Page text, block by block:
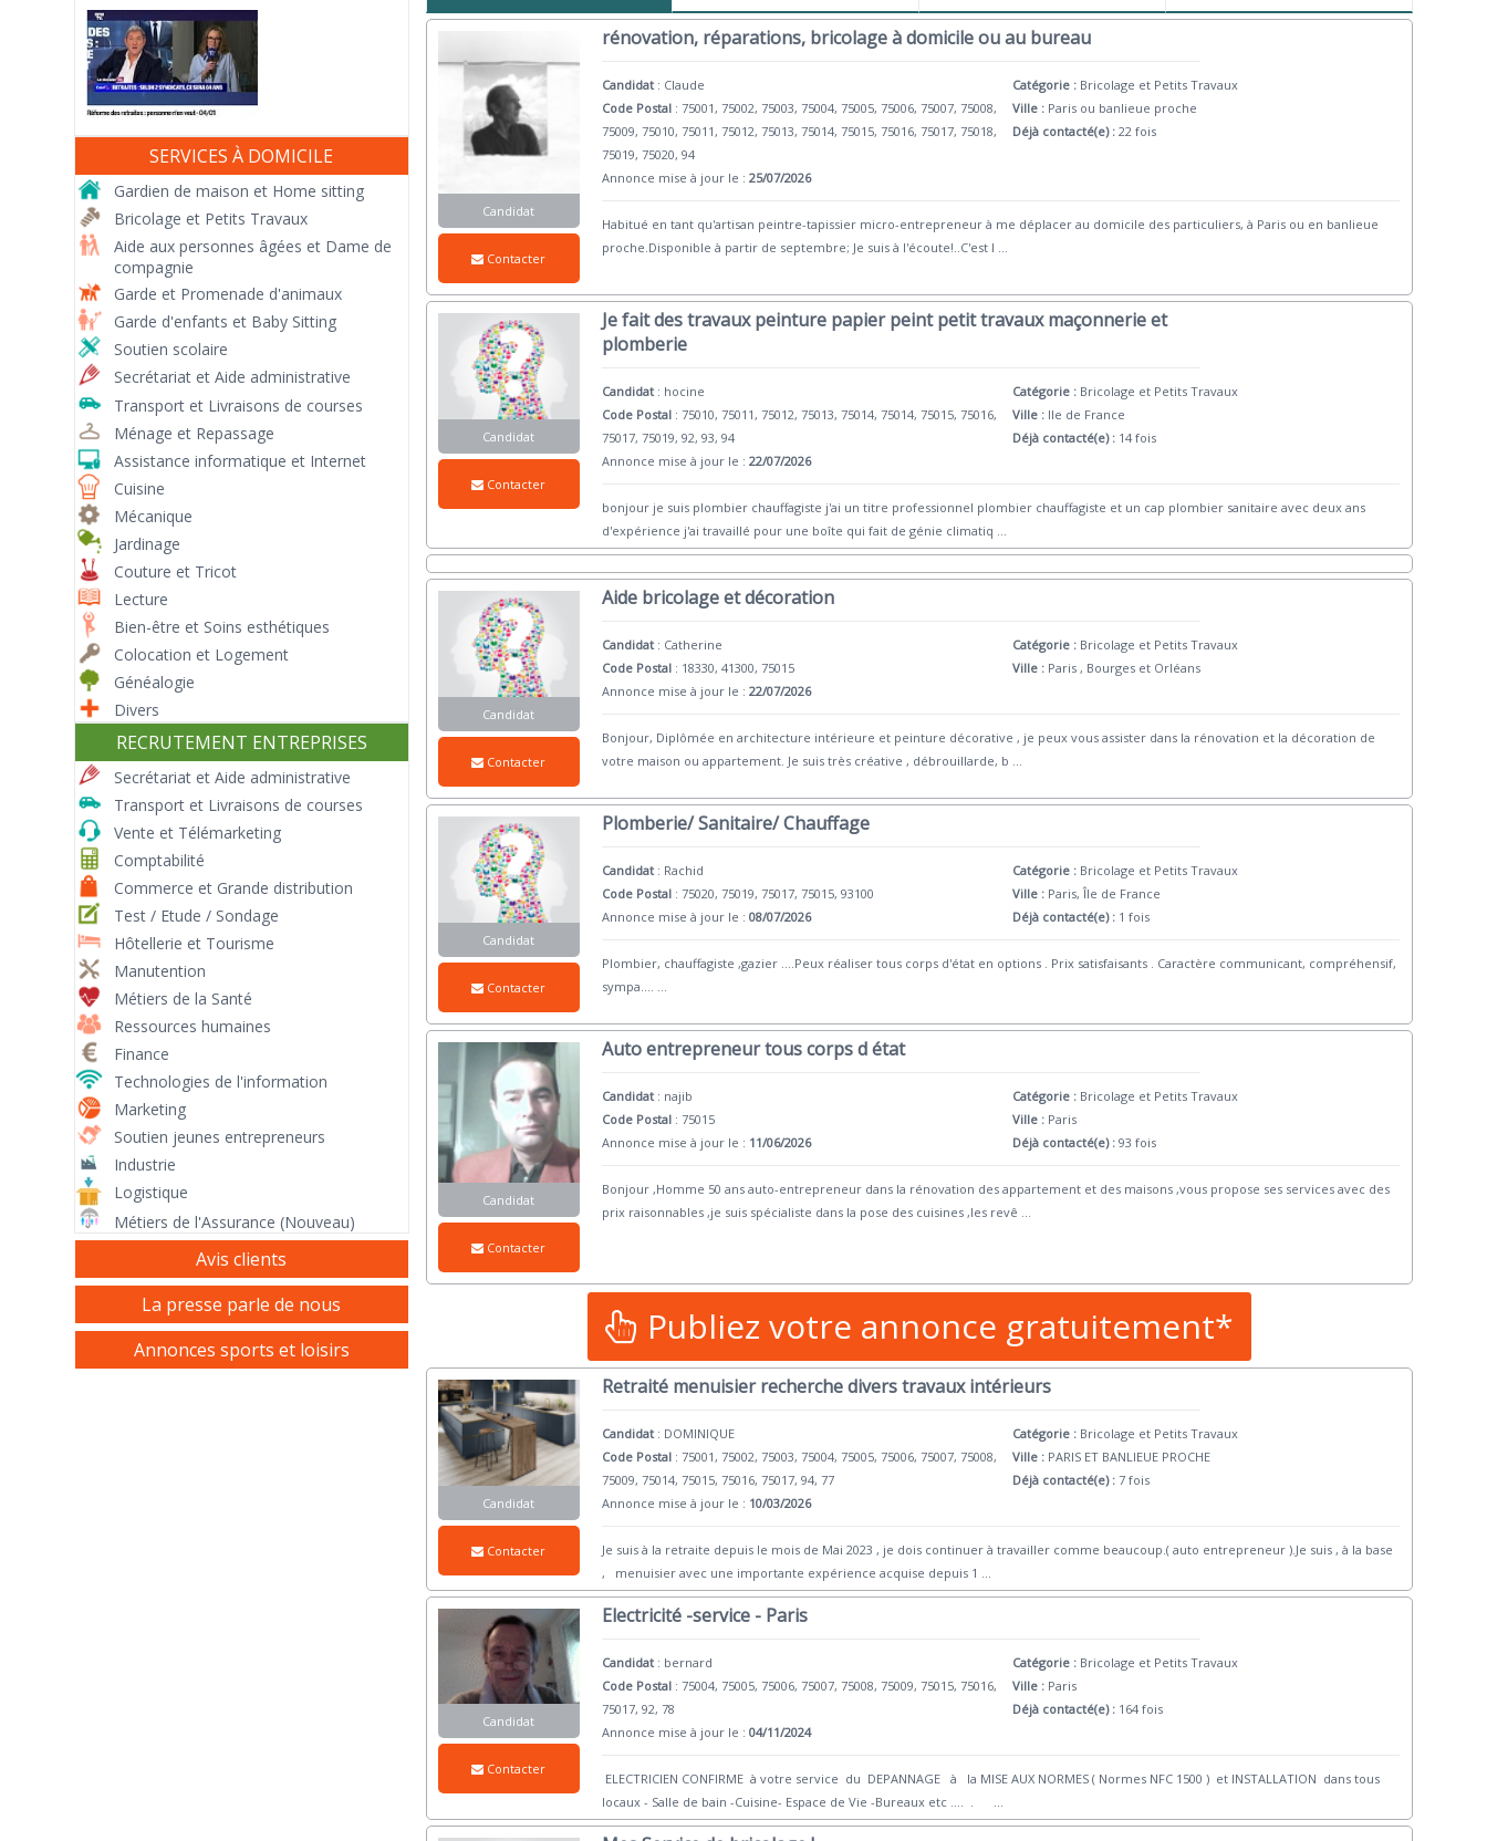
Candidat
Contacter
rénovation, réparations, bricolage à domicile ou au bureau
Candidat : Claude
Code Postal : 75001, 75002, 75003, 75004, 75005, 75006, 75007, 75008,
75009, 75010, 75011, 75012, 75013, 75014, 75015, 75016, 75017, 75018,
75019, 75020, 94
Annonce mise à jour le :25/07/2026
Catégorie : Bricolage et Petits Travaux
Ville : Paris ou banlieue proche
Déjà contacté(e) : 22 fois
Habitué en tant qu'artisan peintre-tapissier micro-entrepreneur à me déplacer au domicile des particuliers, à Paris ou en banlieue
proche.Disponible à partir de septembre; Je suis à l'écoute!..C'est l ...
Candidat
Contacter
Je fait des travaux peinture papier peint petit travaux maçonnerie et
plomberie
Candidat : hocine
Code Postal : 75010, 75011, 75012, 75013, 75014, 75014, 75015, 75016,
75017, 75019, 92, 93, 94
Annonce mise à jour le :22/07/2026
Catégorie : Bricolage et Petits Travaux
Ville : Ile de France
Déjà contacté(e) : 14 fois
bonjour je suis plombier chauffagiste j'ai un titre professionnel plombier chauffagiste et un cap plombier sanitaire avec deux ans
d'expérience j'ai travaillé pour une boîte qui fait de génie climatiq ...
Candidat
Contacter
Aide bricolage et décoration
Candidat : Catherine
Code Postal : 18330, 41300, 75015
Annonce mise à jour le :22/07/2026
Catégorie : Bricolage et Petits Travaux
Ville : Paris , Bourges et Orléans
Bonjour, Diplômée en architecture intérieure et peinture décorative , je peux vous assister dans la rénovation et la décoration de
votre maison ou appartement. Je suis très créative , débrouillarde, b ...
Candidat
Contacter
Plomberie/ Sanitaire/ Chauffage
Candidat : Rachid
Code Postal : 75020, 75019, 75017, 75015, 93100
Annonce mise à jour le :08/07/2026
Catégorie : Bricolage et Petits Travaux
Ville : Paris, Île de France
Déjà contacté(e) : 1 fois
Plombier, chauffagiste ,gazier ....Peux réaliser tous corps d'état en options . Prix satisfaisants . Caractère communicant, compréhensif,
sympa....
Candidat
Contacter
Auto entrepreneur tous corps d état
Candidat : najib
Code Postal : 75015
Annonce mise à jour le : 11/06/2026
Catégorie : Bricolage et Petits Travaux
Ville : Paris
Déjà contacté(e) : 93 fois
Bonjour ,Homme 50 ans auto-entrepreneur dans la rénovation des appartement et des maisons ,vous propose ses services avec des
prix raisonnables ,je suis spécialiste dans la pose des cuisines ,les revê
Publiez votre annonce gratuitement*
Candidat
Contacter
Retraité menuisier recherche divers travaux intérieurs
Candidat : DOMINIQUE
Code Postal : 75001, 75002, 75003, 75004, 75005, 75006, 75007, 75008,
75009, 75014, 75015, 75016, 75017, 94, 77
Annonce mise à jour le : 10/03/2026
Catégorie : Bricolage et Petits Travaux
Ville : PARIS ET BANLIEUE PROCHE
Déjà contacté(e) : 7 fois
Je suis à la retraite depuis le mois de Mai 2023 , je dois continuer à travailler comme beaucoup.( auto entrepreneur ).Je suis , à la base
, menuisier avec une importante expérience acquise depuis 1 ...
Candidat
Contacter
Electricité -service - Paris
Candidat : bernard
Code Postal : 75004, 75005, 75006, 75007, 75008, 75009, 75015, 75016,
75017, 92, 78
Annonce mise à jour le :04/11/2024
Catégorie : Bricolage et Petits Travaux
Ville : Paris
Déjà contacté(e) : 164 fois
ELECTRICIEN CONFIRME à votre service du DEPANNAGE à la MISE AUX NORMES ( Normes NFC 1500 ) et INSTALLATION dans tous
locaux - Salle de bain -Cuisine- Espace de Vie -Bureaux etc .... . ...
SERVICES À DOMICILE
Gardien de maison et Home sitting
Bricolage et Petits Travaux
Aide aux personnes âgées et Dame de
compagnie
Garde et Promenade d'animaux
Garde d'enfants et Baby Sitting
Soutien scolaire
Secrétariat et Aide administrative
Transport et Livraisons de courses
Ménage et Repassage
Assistance informatique et Internet
Cuisine
Mécanique
Jardinage
Couture et Tricot
Lecture
Bien-être et Soins esthétiques
Colocation et Logement
Généalogie
Divers
RECRUTEMENT ENTREPRISES
Secrétariat et Aide administrative
Transport et Livraisons de courses
Vente et Télémarketing
Comptabilité
Commerce et Grande distribution
Test / Etude / Sondage
Hôtellerie et Tourisme
Manutention
Métiers de la Santé
Ressources humaines
Finance
Technologies de l'information
Marketing
Soutien jeunes entrepreneurs
Industrie
Logistique
Métiers de l'Assurance (Nouveau)
Avis clients
La presse parle de nous
Annonces sports et loisirs